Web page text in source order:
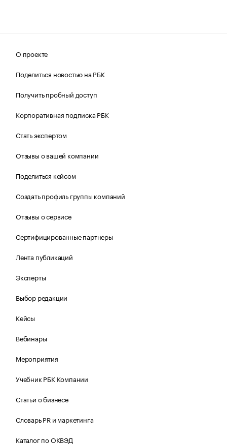
О проекте
Поделиться новостью на РБК
Получить пробный доступ
Корпоративная подписка РБК
Стать экспертом
Отзывы о вашей компании
Поделиться кейсом
Создать профиль группы компаний
Отзывы о сервисе
Сертифицированные партнеры
Лента публикаций
Эксперты
Выбор редакции
Кейсы
Вебинары
Мероприятия
Учебник РБК Компании
Статьи о бизнесе
Словарь PR и маркетинга
Каталог по ОКВЭД